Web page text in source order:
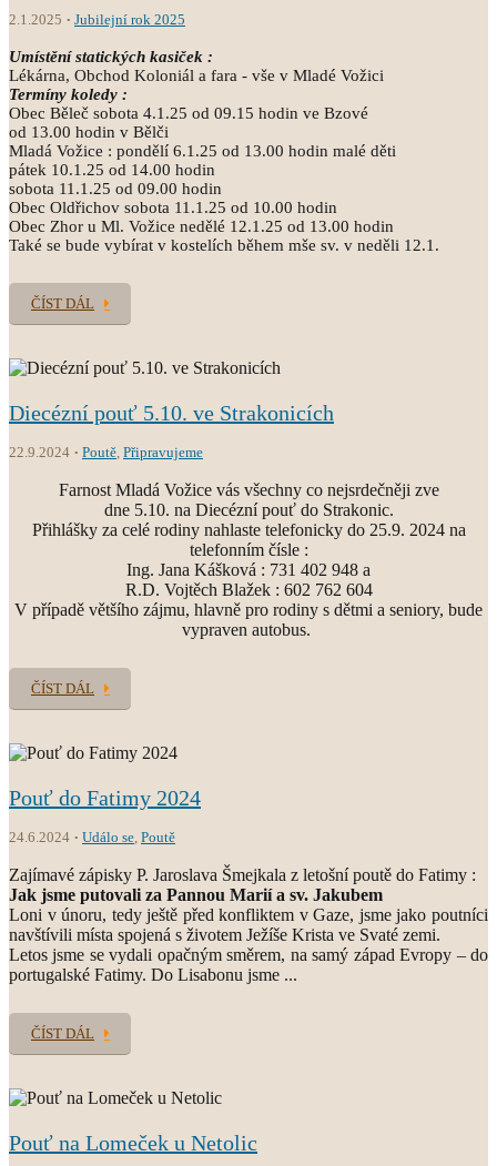
2.1.2025 Jubilejní rok 2025
Umístění statických kasiček :
Lékárna, Obchod Koloniál a fara - vše v Mladé Vožici
Termíny koledy :
Obec Běleč sobota 4.1.25 od 09.15 hodin ve Bzové
od 13.00 hodin v Bělči
Mladá Vožice : pondělí 6.1.25 od 13.00 hodin malé děti
pátek 10.1.25 od 14.00 hodin
sobota 11.1.25 od 09.00 hodin
Obec Oldřichov sobota 11.1.25 od 10.00 hodin
Obec Zhor u Ml. Vožice nedělé 12.1.25 od 13.00 hodin
Také se bude vybírat v kostelích během mše sv. v neděli 12.1.
ČÍST DÁL
Diecézní pouť 5.10. ve Strakonicích
22.9.2024 Poutě, Připravujeme
Farnost Mladá Vožice vás všechny co nejsrdečněji zve
dne 5.10. na Diecézní pouť do Strakonic.
Přihlášky za celé rodiny nahlaste telefonicky do 25.9. 2024 na
telefonním čísle :
Ing. Jana Kášková : 731 402 948 a
R.D. Vojtěch Blažek : 602 762 604
V případě většího zájmu, hlavně pro rodiny s dětmi a seniory, bude
vypraven autobus.
ČÍST DÁL
Pouť do Fatimy 2024
24.6.2024 Událo se, Poutě
Zajímavé zápisky P. Jaroslava Šmejkala z letošní poutě do Fatimy :
Jak jsme putovali za Pannou Marií a sv. Jakubem
Loni v únoru, tedy ještě před konfliktem v Gaze, jsme jako poutníci
navštívili místa spojená s životem Ježíše Krista ve Svaté zemi.
Letos jsme se vydali opačným směrem, na samý západ Evropy – do
portugalské Fatimy. Do Lisabonu jsme ...
ČÍST DÁL
Pouť na Lomeček u Netolic